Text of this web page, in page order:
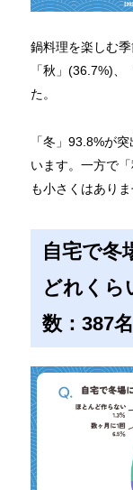
鍋料理を楽しむ
「秋」(36.7%)
た。
「冬」93.8%が
います。一方で
も小さくはありま
自宅で冬
どれくら
数：387名